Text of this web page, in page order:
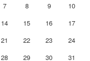
7
8 9 10
14
15 16 17
21
22 23 24
28
29 30 31